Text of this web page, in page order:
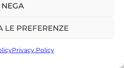
NEGA
LE PREFERENZE
Privacy Policy
Editore | 2026
ОБЩЕСТВЕ